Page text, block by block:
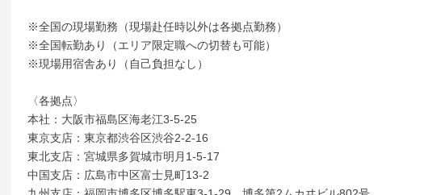
※全国の現場勤務（現場赴任時以外は各拠点勤務）
※全国転勤あり（エリア限定職への切替も可能）
※現場用宿舎あり（自己負担なし）
〈各拠点〉
本社：大阪市福島区海老江3-5-25
東京支店：東京都渋谷区渋谷2-2-16
東北支店：宮城県多賀城市明月1-5-17
中国支店：広島市中区富士見町13-2